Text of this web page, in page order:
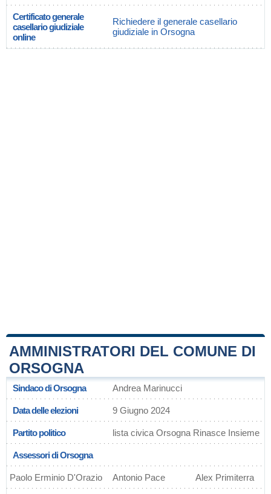
Certificato generale
casellario giudiziale
online
Richiedere il generale casellario
giudiziale in Orsogna
AMMINISTRATORI DEL COMUNE DI
ORSOGNA
Sindaco di Orsogna Andrea Marinucci
Data delle elezioni 9 Giugno 2024
Partito politico lista civica Orsogna Rinasce Insieme
Assessori di Orsogna
Paolo Erminio D'Orazio Antonio Pace Alex Primiterra